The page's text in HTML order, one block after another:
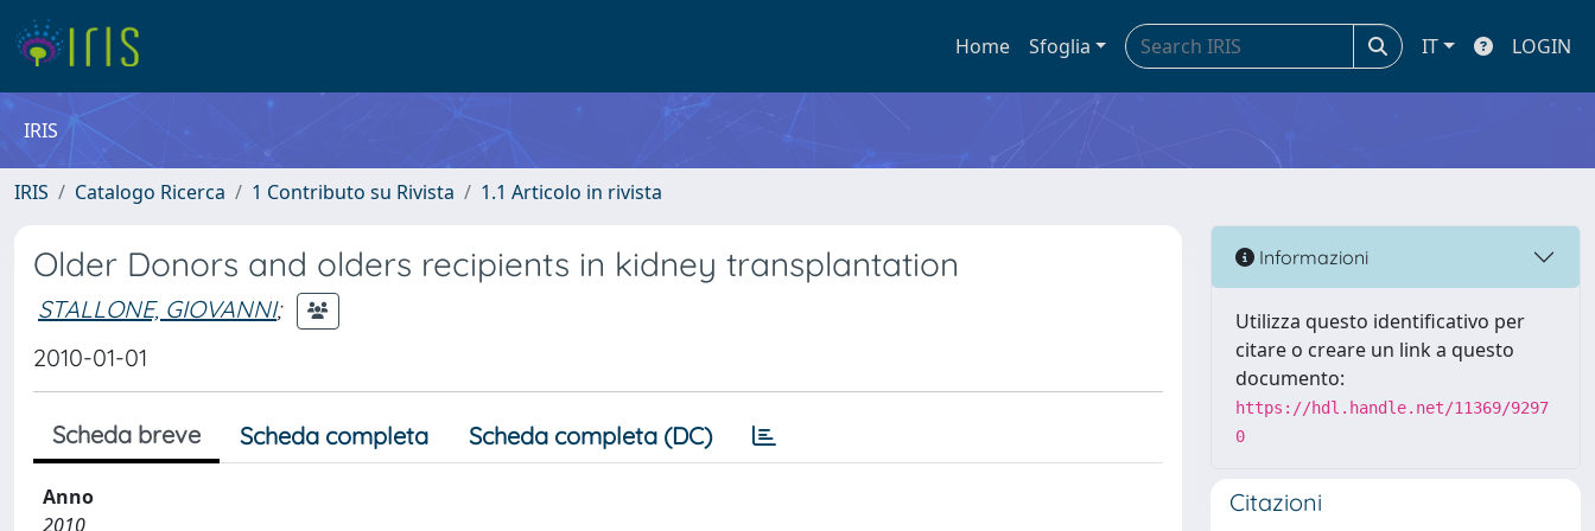
Home Sfoglia IT LOGIN
IRIS
IRIS Catalogo Ricerca 1 Contributo su Rivista 1.1 Articolo in rivista
Older Donors and olders recipients in kidney transplantation
STALLONE, GIOVANNI;
2010-01-01
Scheda breve Scheda completa Scheda completa (DC)
Anno
2010
Informazioni
Utilizza questo identificativo per
citare o creare un link a questo
documento:
https://hdl.handle.net/11369/9297
0
Citazioni